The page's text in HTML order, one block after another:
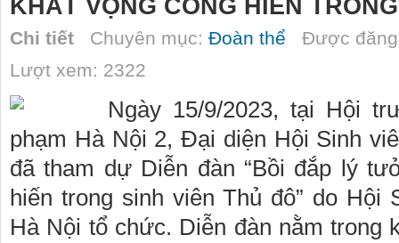
KHÁT VỌNG CỐNG HIẾN
Chi tiết Chuyên mục: Đoàn thể Được
Lượt xem: 2322
Ngày 15/9/2023, tại Hội
phạm Hà Nội 2, Đại diện Hội Sinh
đã tham dự Diễn đàn “Bồi đắp lý
hiến trong sinh viên Thủ đô” do Hội
Hà Nội tổ chức. Diễn đàn nằm trong